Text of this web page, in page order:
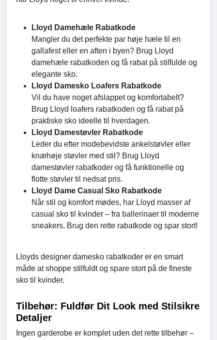
Lloyd Damehæle Rabatkode
Mangler du det perfekte par høje hæle til en
gallafest eller en aften i byen? Brug Lloyd
damehæle rabatkoden og få rabat på stilfulde og
elegante sko.
Lloyd Damesko Loafers Rabatkode
Vil du have noget afslappet og komfortabelt?
Brug Lloyd loafers rabatkoden og få rabat på
praktiske sko ideelle til hverdagen.
Lloyd Damestøvler Rabatkode
Leder du efter modebevidste ankelstøvler eller
knæhøje støvler med stil? Brug Lloyd
damestøvler rabatkoder og få funktionelle og
flotte støvler til nedsat pris.
Lloyd Dame Casual Sko Rabatkode
Når stil og komfort mødes, har Lloyd masser af
casual sko til kvinder – fra ballerinaer til moderne
sneakers. Brug den rette rabatkode og spar stort!
Lloyds designer damesko rabatkoder er en smart
måde at shoppe stilfuldt og spare stort på de fineste
sko til kvinder.
Tilbehør: Fuldfør Dit Look med Stilsikre
Detaljer
Ingen garderobe er komplet uden det rette tilbehør –